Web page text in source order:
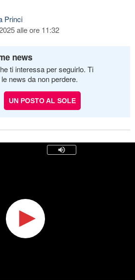
Princi
alle ore 11:32
news
ti interessa per seguirlo. Ti
news da non perdere.
UN POSTO AL SOLE